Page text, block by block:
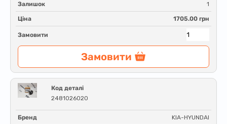
Залишок 1
Ціна 1705.00 грн
Замовити
Замовити
Код деталі
2481026020
Бренд KIA-HYUNDAI